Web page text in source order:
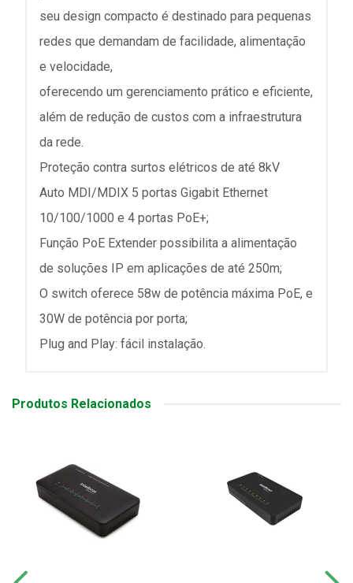
seu design compacto é destinado para pequenas
redes que demandam de facilidade, alimentação
e velocidade,
oferecendo um gerenciamento prático e eficiente,
além de redução de custos com a infraestrutura
da rede.
Proteção contra surtos elétricos de até 8kV
Auto MDI/MDIX 5 portas Gigabit Ethernet
10/100/1000 e 4 portas PoE+;
Função PoE Extender possibilita a alimentação
de soluções IP em aplicações de até 250m;
O switch oferece 58w de potência máxima PoE, e
30W de potência por porta;
Plug and Play: fácil instalação.
Produtos Relacionados